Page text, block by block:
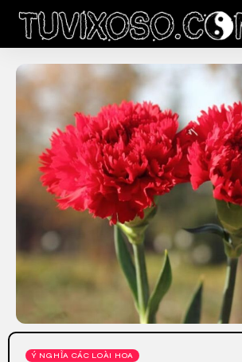
Ý NGHĨA CÁC LOÀI HOA